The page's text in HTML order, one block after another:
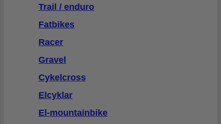
Trail / enduro
Fatbikes
Racer
Gravel
Cykelcross
Elcyklar
El-mountainbike